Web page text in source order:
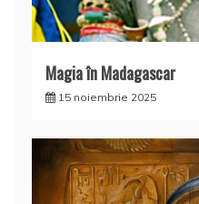
Magia în Madagascar
15 noiembrie 2025